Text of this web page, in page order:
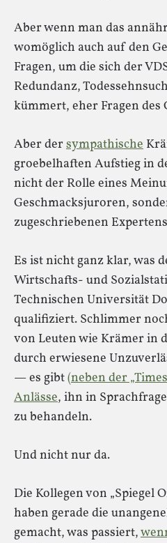
Aber wenn man das
womöglich auch auf den
Fragen, um die sich der
Redundanz,
kümmert, eher Fragen des
Aber der sympathische
groebelhaften Aufstieg in
nicht der Rolle eines
Geschmacksjuroren,
zugeschriebenen
Es ist nicht ganz klar, was
Wirtschafts- und
Technischen Universität
qualifiziert. Schlimmer
von Leuten wie Krämer in
durch erwiesene
— es gibt(neben der
Anlässe, ihn in
zu behandeln.
Und nicht nur da.
Die Kollegen von „Spiegel
haben gerade die
gemacht, was passiert,